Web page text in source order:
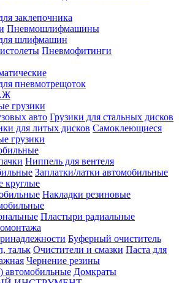
заклепочника
Пневмошлифмашины
шлифмашин
Пневмофитинги
пневмотрещоток
грузики
авто Грузики для стальных дисков
для литых дисков Самоклеющиеся
грузики
Ниппель для вентеля
Заплатки/латки автомобильные
круглые
Накладки резиновые
Пластыри радиальные
Буферный очиститель
тальк Очистители и смазки Паста для
Чернение резины
Домкраты